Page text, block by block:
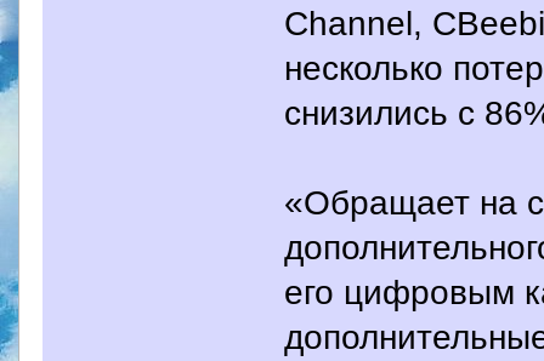
Channel,
несколько
снизились с
«Обращает на
его цифровым